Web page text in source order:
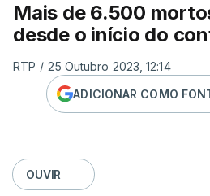
Mais de 6.500
desde o início do
RTP / 25 Outubro 2023, 12:14
ADICIONAR COMO
OUVIR